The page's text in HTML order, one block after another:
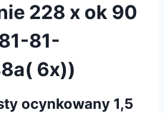
228 x ok 90
81-
6x))
ocynkowany 1,5